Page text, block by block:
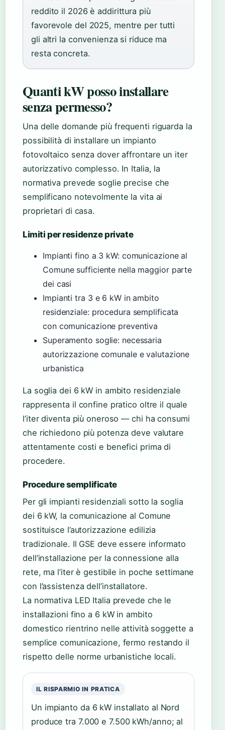
reddito il 2026 è addirittura più
favorevole del 2025, mentre per tutti
gli altri la convenienza si riduce ma
resta concreta.
Quanti kW posso installare
senza permesso?
Una delle domande più frequenti riguarda la
possibilità di installare un impianto
fotovoltaico senza dover affrontare un iter
autorizzativo complesso. In Italia, la
normativa prevede soglie precise che
semplificano notevolmente la vita ai
proprietari di casa.
Limiti per residenze private
Impianti fino a 3 kW: comunicazione al
Comune sufficiente nella maggior parte
dei casi
Impianti tra 3 e 6 kW in ambito
residenziale: procedura semplificata
con comunicazione preventiva
Superamento soglie: necessaria
autorizzazione comunale e valutazione
urbanistica
La soglia dei 6 kW in ambito residenziale
rappresenta il confine pratico oltre il quale
l’iter diventa più oneroso — chi ha consumi
che richiedono più potenza deve valutare
attentamente costi e benefici prima di
procedere.
Procedure semplificate
Per gli impianti residenziali sotto la soglia
dei 6 kW, la comunicazione al Comune
sostituisce l’autorizzazione edilizia
tradizionale. Il GSE deve essere informato
dell’installazione per la connessione alla
rete, ma l’iter è gestibile in poche settimane
con l’assistenza dell’installatore.
La normativa LED Italia prevede che le
installazioni fino a 6 kW in ambito
domestico rientrino nelle attività soggette a
semplice comunicazione, fermo restando il
rispetto delle norme urbanistiche locali.
IL RISPARMIO IN PRATICA
Un impianto da 6 kW installato al Nord
produce tra 7.000 e 7.500 kWh/anno; al